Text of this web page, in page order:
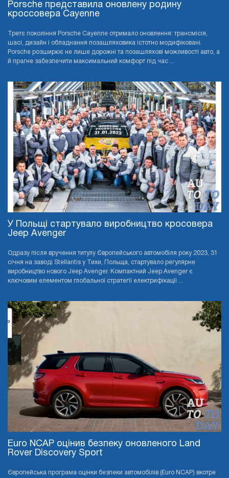
Porsche представила оновлену родину
кроссовера Cayenne
Третє покоління Porsche Cayenne отримало оновлення: трансмісія,
шасі, дизайн і обладнання позашляховика істотно модифіковані.
Porsche розширює не лише дорожні та позашляхові можливості авто, а
й прагне забезпечити максимальний комфорт під час ...
У Польщі стартувало виробництво кросовера
Jeep Avenger
Одразу після вручення титулу Європейського автомобіля року 2023, 31
січня на заводі Stellantis у Тихи, Польща, стартувало регулярне
виробництво нового Jeep Avenger. Компактний Jeep Avenger є
ключовим елементом глобальної стратегії електрифікації ...
Euro NCAP оцінив безпеку оновленого Land
Rover Discovery Sport
Європейська програма оцінки безпеки автомобілів (Euro NCAP) вкотре